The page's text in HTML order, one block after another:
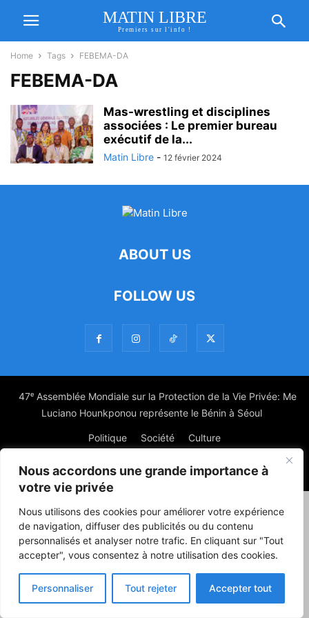
Nous accordons une grande importance à
votre vie privée
Nous utilisons des cookies pour améliorer votre expérience
de navigation, diffuser des publicités ou du contenu
personnalisés et analyser notre trafic. En cliquant sur "Tout
accepter", vous consentez à notre utilisation des cookies.
Personnaliser Tout rejeter Accepter tout
MATIN LIBRE
Premiers sur l'info !
Home Tags FEBEMA-DA
FEBEMA-DA
Mas-wrestling et disciplines
associées : Le premier bureau
exécutif de la...
Matin Libre - 12 février 2024
ABOUT US
FOLLOW US
47ᵉ Assemblée Mondiale sur la Protection de la Vie Privée: Me
Luciano Hounkponou représente le Bénin à Séoul
Politique Société Culture
© Powered by digitXplus Francophone